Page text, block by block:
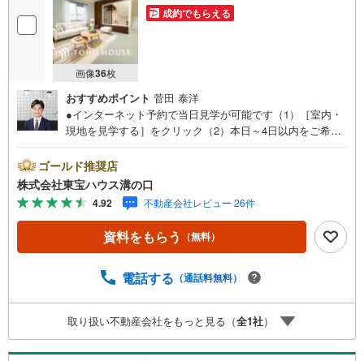
画像36枚
成約でもらえる
おすすめポイント 菅田 泰洋
●インターネット予約で当日見学が可能です（1）［室内・
現地を見学する］をクリック（2）本日～4日以内をご希望
い！●10:00～21:00はお電話でのお問い合わせがスムーズで
す。【Yahoo！ 不動産キャンペーン対象店舗】当店で物件
を成約するとPayPayポイントがもらえる「Yahoo！不動産
物件ご成約キャンペーン」の対象になります。「資料をも
らう」「見学予約をする」ボタンからお問い合わせくださ
い。※必ずYahoo！ JAPAN IDでログインしてください。※P
客様からのお言葉に感謝してこれからも楽しく素敵なお家
らまずは、お気軽に東宝ハウス溝の口に相談してみません
か？何も決まっていなくて大丈夫！まずはお客様の夢をお
聞かせ下さい！未来の「不安」を「安心」に変える「未来
カレンダー」もご来店時に好評です。スタッフ一同いつで
ゴールド推奨店
株式会社東宝ハウス溝の口
4.92 不動産会社レビュー 26件
資料をもらう （無料）
電話する （通話料無料）
取り扱い不動産会社をもっと見る（全1社）